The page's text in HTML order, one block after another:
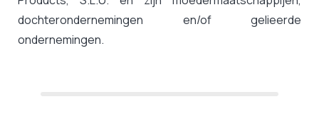
dochterondernemingen en/of gelieerde
ondernemingen.